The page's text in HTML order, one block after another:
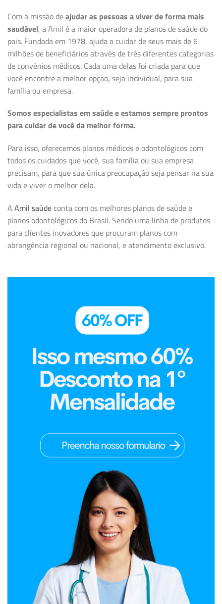
Com a missão deajudar as pessoas a viver de forma mais
saudável, a Amil é a maior operadora de planos de saúde do
pais. Fundada em 1978, ajuda a cuidar de seus mais de 6
milhões de beneficiários através de três diferentes categorias
de convênios médicos. Cada uma delas foi criada para que
você encontre a melhor opção, seja individual, para sua
família ou empresa.
Somos especialistas em saúde e estamos sempre prontos
para cuidar de você da melhor forma.
Para isso, oferecemos planos médicos e odontológicos com
todos os cuidados que você, sua família ou sua empresa
precisam, para que sua única preocupação seja pensar na sua
vida e viver o melhor dela.
A Amil saúde conta com os melhores planos de saúde e
planos odontológicos do Brasil. Sendo uma linha de produtos
para clientes inovadores que procuram planos com
abrangência regional ou nacional, e atendimento exclusivo.